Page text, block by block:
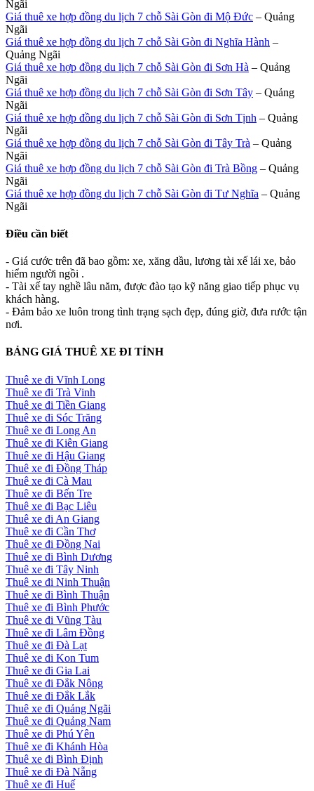
Ngãi
Giá thuê xe hợp đồng du lịch 7 chỗ Sài Gòn đi Mộ Đức – Quảng
Ngãi
Giá thuê xe hợp đồng du lịch 7 chỗ Sài Gòn đi Nghĩa Hành –
Quảng Ngãi
Giá thuê xe hợp đồng du lịch 7 chỗ Sài Gòn đi Sơn Hà – Quảng
Ngãi
Giá thuê xe hợp đồng du lịch 7 chỗ Sài Gòn đi Sơn Tây – Quảng
Ngãi
Giá thuê xe hợp đồng du lịch 7 chỗ Sài Gòn đi Sơn Tịnh – Quảng
Ngãi
Giá thuê xe hợp đồng du lịch 7 chỗ Sài Gòn đi Tây Trà – Quảng
Ngãi
Giá thuê xe hợp đồng du lịch 7 chỗ Sài Gòn đi Trà Bồng – Quảng
Ngãi
Giá thuê xe hợp đồng du lịch 7 chỗ Sài Gòn đi Tư Nghĩa – Quảng
Ngãi
Điều cần biết
- Giá cước trên đã bao gồm: xe, xăng dầu, lương tài xế lái xe, bảo
hiểm người ngồi .
- Tài xế tay nghề lâu năm, được đào tạo kỹ năng giao tiếp phục vụ
khách hàng.
- Đảm bảo xe luôn trong tình trạng sạch đẹp, đúng giờ, đưa rước tận
nơi.
BẢNG GIÁ THUÊ XE ĐI TỈNH
Thuê xe đi Vĩnh Long
Thuê xe đi Trà Vinh
Thuê xe đi Tiền Giang
Thuê xe đi Sóc Trăng
Thuê xe đi Long An
Thuê xe đi Kiên Giang
Thuê xe đi Hậu Giang
Thuê xe đi Đồng Tháp
Thuê xe đi Cà Mau
Thuê xe đi Bến Tre
Thuê xe đi Bạc Liêu
Thuê xe đi An Giang
Thuê xe đi Cần Thơ
Thuê xe đi Đồng Nai
Thuê xe đi Bình Dương
Thuê xe đi Tây Ninh
Thuê xe đi Ninh Thuận
Thuê xe đi Bình Thuận
Thuê xe đi Bình Phước
Thuê xe đi Vũng Tàu
Thuê xe đi Lâm Đồng
Thuê xe đi Đà Lạt
Thuê xe đi Kon Tum
Thuê xe đi Gia Lai
Thuê xe đi Đắk Nông
Thuê xe đi Đắk Lắk
Thuê xe đi Quảng Ngãi
Thuê xe đi Quảng Nam
Thuê xe đi Phú Yên
Thuê xe đi Khánh Hòa
Thuê xe đi Bình Định
Thuê xe đi Đà Nẵng
Thuê xe đi Huế